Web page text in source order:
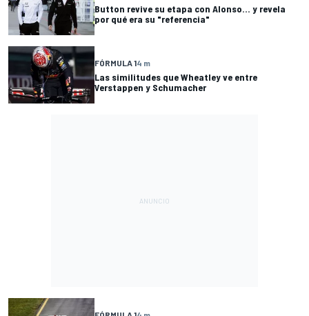
Button revive su etapa con Alonso… y revela
por qué era su "referencia"
FÓRMULA 14 m
Las similitudes que Wheatley ve entre
Verstappen y Schumacher